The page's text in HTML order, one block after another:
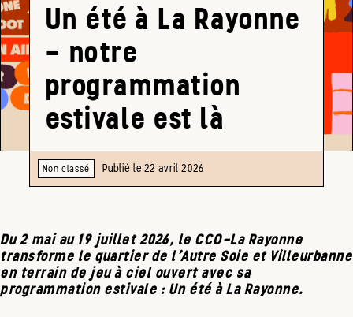
Un été à La Rayonne
– notre
programmation
estivale est là
Non classé Publié le 22 avril 2026
Du 2 mai au 19 juillet 2026, le CCO-La Rayonne
transforme le quartier de l'Autre Soie et Villeurbanne
en terrain de jeu à ciel ouvert avec sa
programmation estivale : Un été à La Rayonne.